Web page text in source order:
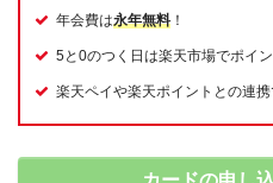
年会費は永年無料 ！
5と0のつく日は楽天市場でポイン
楽天ペイや楽天ポイントとの連携